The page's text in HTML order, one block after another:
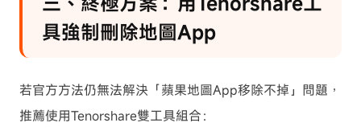
具強制刪除地圖App
若官方方法仍無法解決「蘋果地圖App移除不掉」問題，
推薦使用Tenorshare雙工具組合：